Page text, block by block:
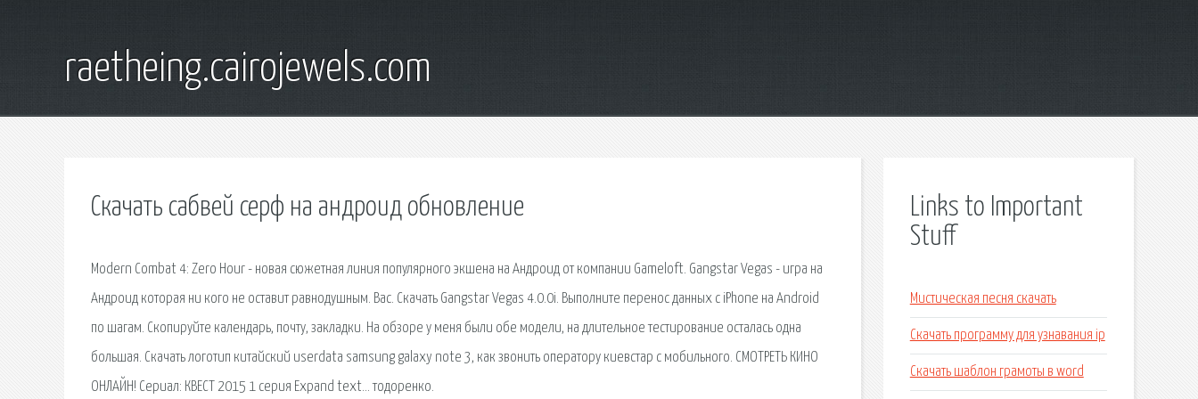
raetheing.cairojewels.com
Скачать сабвей серф на андроид обновление
Modern Combat 4: Zero Hour - новая сюжетная линия популярного экшена на Андроид от компании Gameloft. Gangstar Vegas - игра на
Андроид которая ни кого не оставит равнодушным. Вас. Скачать Gangstar Vegas 4.0.0i. Выполните перенос данных с iPhone на Android
по шагам. Скопируйте календарь, почту, закладки. На обзоре у меня были обе модели, на длительное тестирование осталась одна
большая. Скачать логотип китайский userdata samsung galaxy note 3, как звонить оператору киевстар с мобильного. СМОТРЕТЬ КИНО
ОНЛАЙН! Сериал: КВЕСТ 2015 1 серия Expand text… тодоренко.
Links to Important
Stuff
Мистическая песня скачать
Скачать программу для узнавания ip
Скачать шаблон грамоты в word